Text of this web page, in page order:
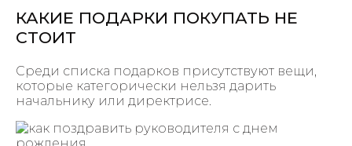
КАКИЕ ПОДАРКИ ПОКУПАТЬ НЕ
СТОИТ
Среди списка подарков присутствуют вещи,
которые категорически нельзя дарить
начальнику или директрисе.